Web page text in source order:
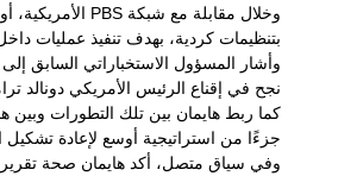
وخلال مقابلة مع شبكة PBS
بتنظيمات كردية، بهدف تنفيذ عمليات
وأشار المسؤول الاستخباراتي السابق
نجح في إقناع الرئيس الأمريكي دونالد
جزءًا من استراتيجية أوسع لإعادة
وفي سياق متصل، أكد هايمان صحة